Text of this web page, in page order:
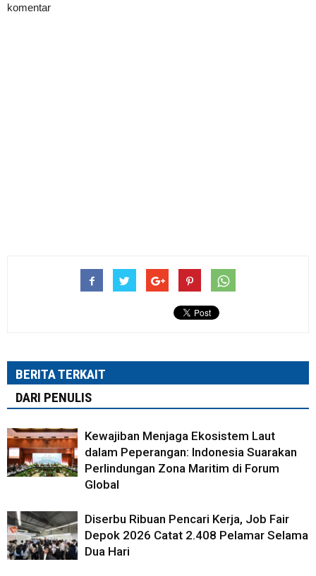
komentar
BERITA TERKAIT
DARI PENULIS
Kewajiban Menjaga Ekosistem Laut
dalam Peperangan: Indonesia Suarakan
Perlindungan Zona Maritim di Forum
Global
Diserbu Ribuan Pencari Kerja, Job Fair
Depok 2026 Catat 2.408 Pelamar Selama
Dua Hari